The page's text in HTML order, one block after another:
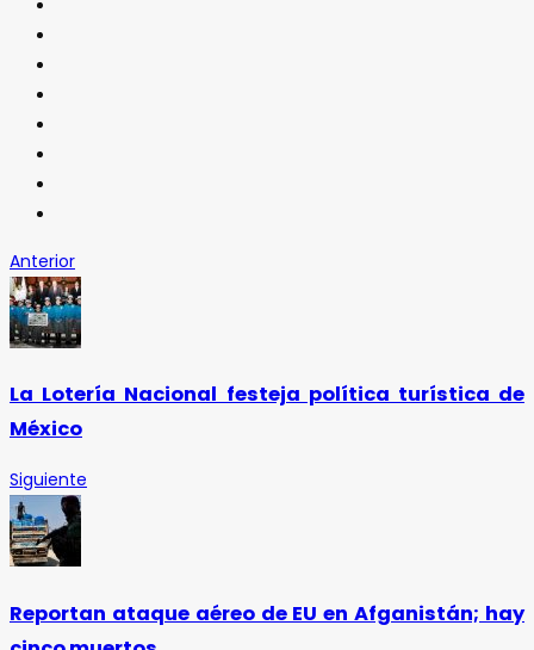
Anterior
La Lotería Nacional festeja política turística de
México
Siguiente
Reportan ataque aéreo de EU en Afganistán; hay